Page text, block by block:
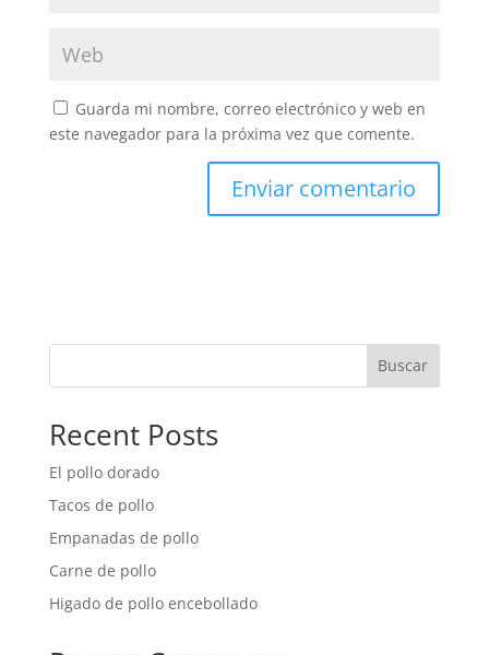
Guarda mi nombre, correo electrónico y web en
este navegador para la próxima vez que comente.
Buscar
Recent Posts
El pollo dorado
Tacos de pollo
Empanadas de pollo
Carne de pollo
Higado de pollo encebollado